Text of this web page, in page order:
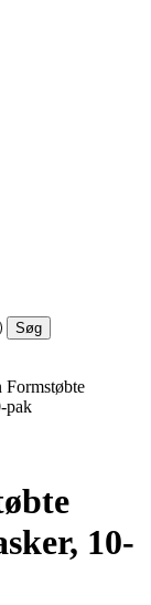
Søg
Formstøbte
pak
10-